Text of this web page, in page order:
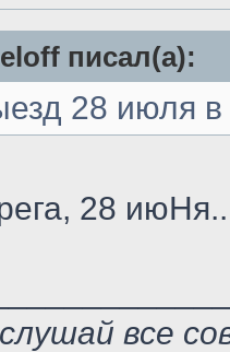
писал(а):
28 июля в
28
все